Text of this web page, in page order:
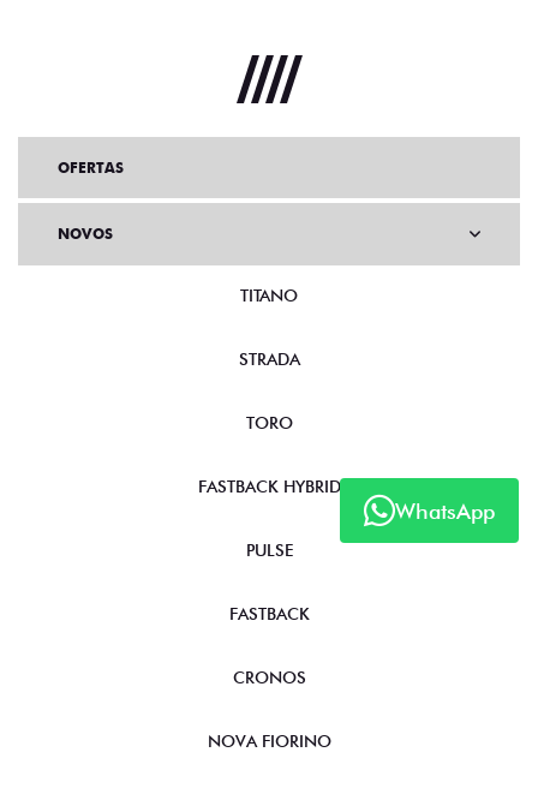
WhatsApp
OFERTAS
NOVOS
TITANO
STRADA
TORO
FASTBACK HYBRID
PULSE
FASTBACK
CRONOS
NOVA FIORINO